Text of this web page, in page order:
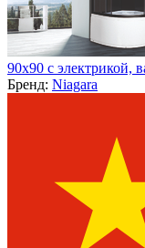
90х90 с электрикой,
Бренд: Niagara